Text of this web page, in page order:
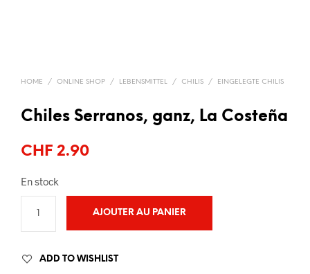
HOME / ONLINE SHOP / LEBENSMITTEL / CHILIS / EINGELEGTE CHILIS
Chiles Serranos, ganz, La Costeña
CHF 2.90
En stock
AJOUTER AU PANIER
ADD TO WISHLIST